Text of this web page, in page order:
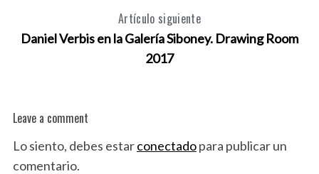
Artículo siguiente
Daniel Verbis en la Galería Siboney. Drawing Room
2017
Leave a comment
Lo siento, debes estarconectadopara publicar un
comentario.